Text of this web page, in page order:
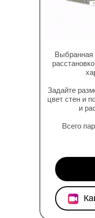
Выбранная
Задайте
цвет стен и
и
Всего